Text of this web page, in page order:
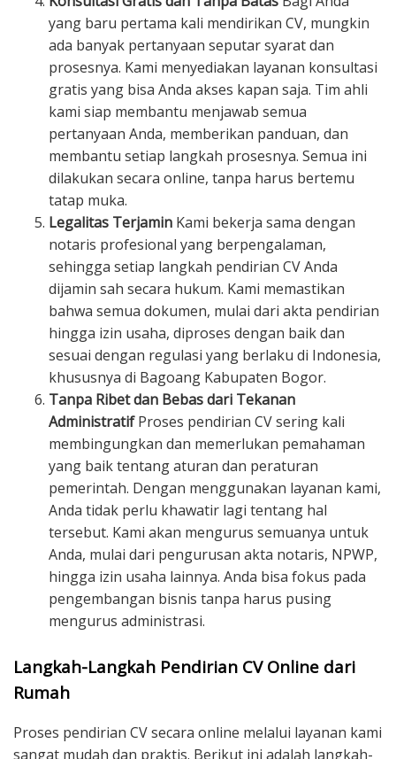
yang baru pertama kali mendirikan CV, mungkin
ada banyak pertanyaan seputar syarat dan
prosesnya. Kami menyediakan layanan konsultasi
gratis yang bisa Anda akses kapan saja. Tim ahli
kami siap membantu menjawab semua
pertanyaan Anda, memberikan panduan, dan
membantu setiap langkah prosesnya. Semua ini
dilakukan secara online, tanpa harus bertemu
tatap muka.
Legalitas Terjamin Kami bekerja sama dengan
notaris profesional yang berpengalaman,
sehingga setiap langkah pendirian CV Anda
dijamin sah secara hukum. Kami memastikan
bahwa semua dokumen, mulai dari akta pendirian
hingga izin usaha, diproses dengan baik dan
sesuai dengan regulasi yang berlaku di Indonesia,
khususnya di Bagoang Kabupaten Bogor.
Tanpa Ribet dan Bebas dari Tekanan
AdministratifProses pendirian CV sering kali
membingungkan dan memerlukan pemahaman
yang baik tentang aturan dan peraturan
pemerintah. Dengan menggunakan layanan kami,
Anda tidak perlu khawatir lagi tentang hal
tersebut. Kami akan mengurus semuanya untuk
Anda, mulai dari pengurusan akta notaris, NPWP,
hingga izin usaha lainnya. Anda bisa fokus pada
pengembangan bisnis tanpa harus pusing
mengurus administrasi.
Langkah-Langkah Pendirian CV Online dari
Rumah
Proses pendirian CV secara online melalui layanan kami
sangat mudah dan praktis. Berikut ini adalah langkah-